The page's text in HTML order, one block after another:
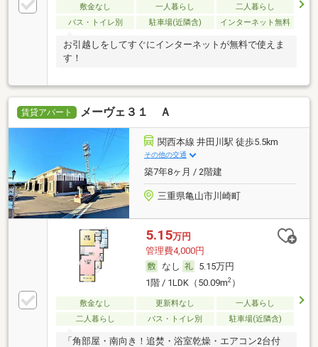
敷金なし 一人暮らし
二人暮らし
バス・トイレ別
駐車場(近隣含) インターネット無料
お引越しをしてすぐにインターネットが無料で使えま
す！
賃貸アパート メーヴェ３１ Ａ
関西本線 井田川駅 徒歩5.5km
その他の交通
築7年8ヶ月 / 2階建
三重県亀山市川崎町
5.15万円
管理費4,000円
なし
5.15万円
1階 / 1LDK（50.09m2）
敷金なし 更新料なし
一人暮らし
二人暮らし
バス・トイレ別 駐車場(近隣含)
「角部屋・南向き！追焚・浴室乾燥・エアコン2台付